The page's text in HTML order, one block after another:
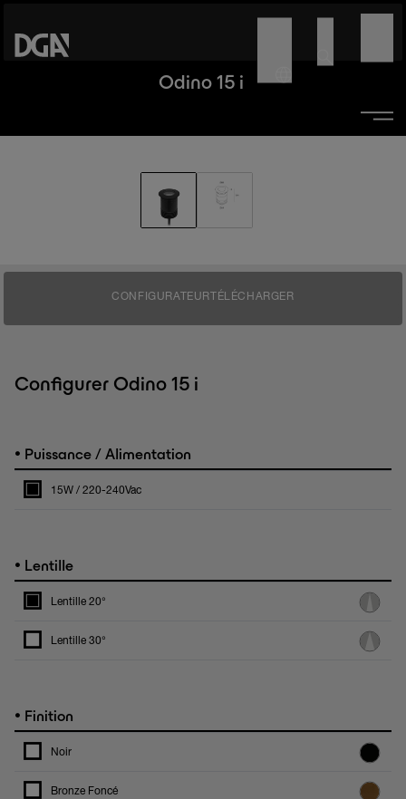
Odino 15 i
CONFIGURATEURTÉLÉCHARGER
Configurer Odino 15 i
• Puissance / Alimentation
15W / 220-240Vac
• Lentille
Lentille 20°
Lentille 30°
• Finition
Noir
Bronze Foncé